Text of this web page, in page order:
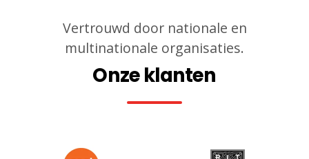
Vertrouwd door nationale en
multinationale organisaties.
Onze klanten